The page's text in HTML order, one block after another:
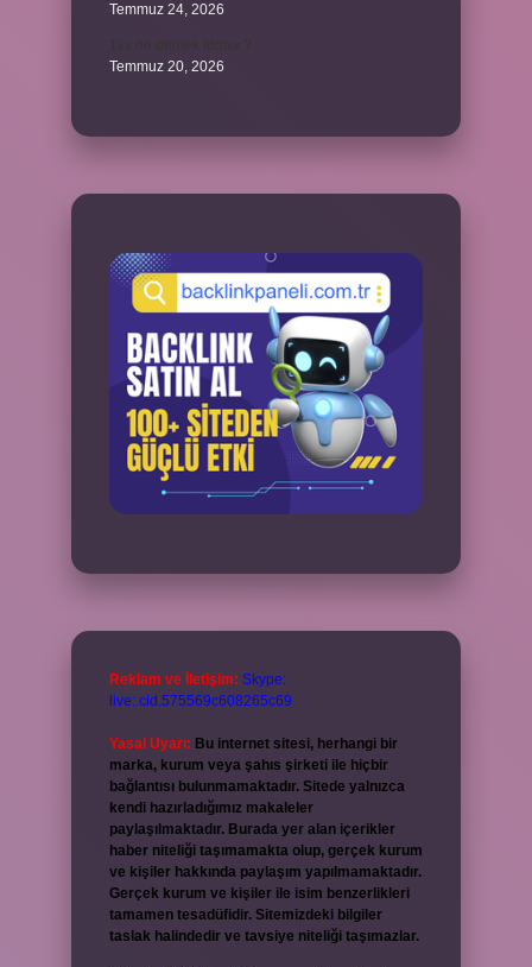
Temmuz 24, 2026
Temmuz 20, 2026
Reklam ve İletişim: Skype:
live:.cid.575569c608265c69
Yasal Uyarı: Bu internet sitesi, herhangi bir
marka, kurum veya şahıs şirketi ile hiçbir
bağlantısı bulunmamaktadır. Sitede yalnızca
kendi hazırladığımız makaleler
paylaşılmaktadır. Burada yer alan içerikler
haber niteliği taşımamakta olup, gerçek kurum
ve kişiler hakkında paylaşım yapılmamaktadır.
Gerçek kurum ve kişiler ile isim benzerlikleri
tamamen tesadüfidir. Sitemizdeki bilgiler
taslak halindedir ve tavsiye niteliği taşımazlar.